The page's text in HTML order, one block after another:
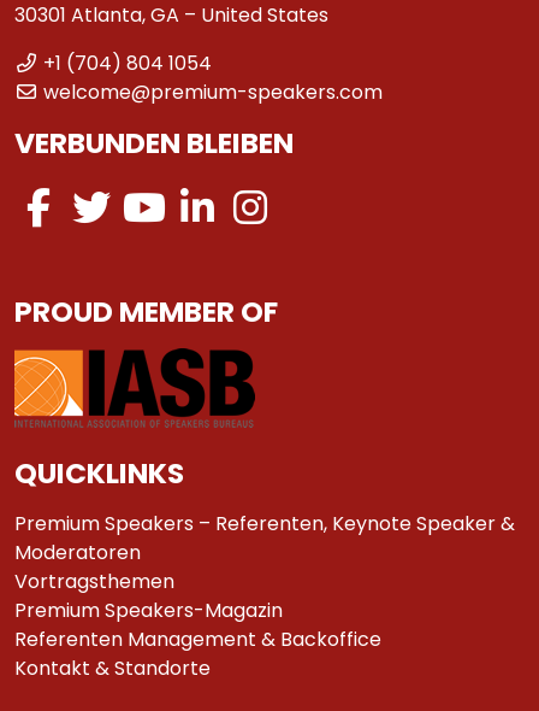
30301 Atlanta, GA – United States
+1 (704) 804 1054
welcome@premium-speakers.com
VERBUNDEN BLEIBEN
PROUD MEMBER OF
QUICKLINKS
Premium Speakers – Referenten, Keynote Speaker &
Moderatoren
Vortragsthemen
Premium Speakers-Magazin
Referenten Management & Backoffice
Kontakt & Standorte